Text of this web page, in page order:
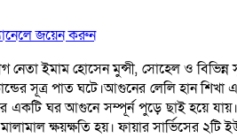
জয়েন করুন
নেতা ইমাম হোসেন মুন্সী, সোহেল ও
সূত্র পাত ঘটে।আগুনের লেলি হান
একটি ঘর আগুনে সম্পূর্ন পুড়ে ছাই হয়ে
ক্ষয়ক্ষতি হয়। ফায়ার সার্ভিসের ২টি